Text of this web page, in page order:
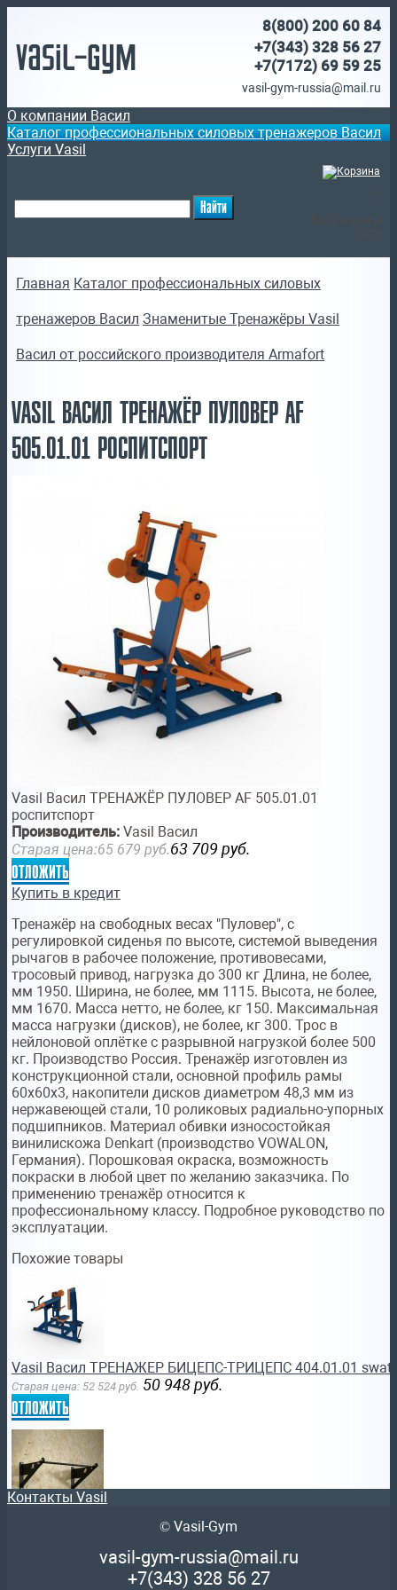
Vasil-Gym
8(800) 200 60 84
+7(343) 328 56 27
+7(7172) 69 59 25
vasil-gym-russia@mail.ru
О компании Васил
Каталог профессиональных силовых тренажеров Васил
Услуги Vasil
Главная Каталог профессиональных силовых
тренажеров Васил Знаменитые Тренажёры Vasil
Васил от российского производителя Armafort
VASIL ВАСИЛ ТРЕНАЖЁР ПУЛОВЕР AF
505.01.01 РОСПИТСПОРТ
Vasil Васил ТРЕНАЖЁР ПУЛОВЕР AF 505.01.01
роспитспорт
Производитель: Vasil Васил
Старая цена:65 679 руб.63 709 руб.
отложить
Купить в кредит
Тренажёр на свободных весах "Пуловер", с
регулировкой сиденья по высоте, системой выведения
рычагов в рабочее положение, противовесами,
тросовый привод, нагрузка до 300 кг Длина, не более,
мм 1950. Ширина, не более, мм 1115. Высота, не более,
мм 1670. Масса нетто, не более, кг 150. Максимальная
масса нагрузки (дисков), не более, кг 300. Трос в
нейлоновой оплётке с разрывной нагрузкой более 500
кг. Производство Россия. Тренажёр изготовлен из
конструкционной стали, основной профиль рамы
60х60х3, накопители дисков диаметром 48,3 мм из
нержавеющей стали, 10 роликовых радиально-упорных
подшипников. Материал обивки износостойкая
винилискожа Denkart (производство VOWALON,
Германия). Порошковая окраска, возможность
покраски в любой цвет по желанию заказчика. По
применению тренажёр относится к
профессиональному классу. Подробное руководство по
эксплуатации.
Похожие товары
Vasil Васил ТРЕНАЖЕР БИЦЕПС-ТРИЦЕПС 404.01.01 swat
Старая цена: 52 524 руб. 50 948 руб.
отложить
Vasil Васил 28.010.01 ТУРНИК НАСТЕННЫЙ КРОССФИТ
руб.
Контакты Vasil
© Vasil-Gym
vasil-gym-russia@mail.ru
+7(343) 328 56 27